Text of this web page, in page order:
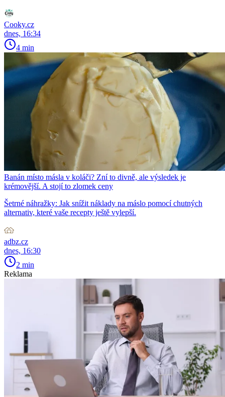
Cooky.cz
dnes, 16:34
4 min
Banán místo másla v koláči? Zní to divně, ale výsledek je
krémovější. A stojí to zlomek ceny
Šetrné náhražky: Jak snížit náklady na máslo pomocí chutných
alternativ, které vaše recepty ještě vylepší.
adbz.cz
dnes, 16:30
2 min
Reklama